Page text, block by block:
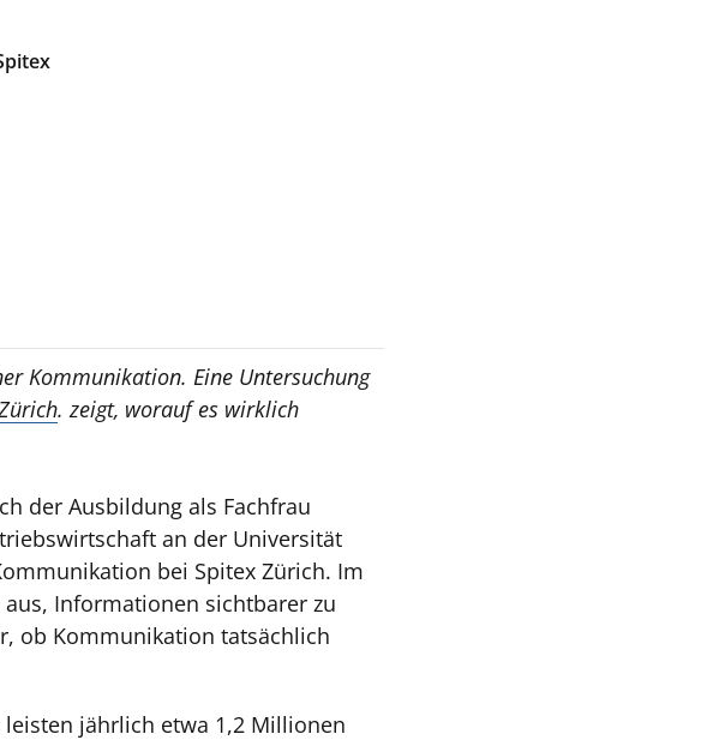
Kommunikation. Eine Untersuchung
. zeigt, worauf es wirklich
der Ausbildung als Fachfrau
an der Universität
bei Spitex Zürich. Im
Informationen sichtbarer zu
ob Kommunikation tatsächlich
leisten jährlich etwa 1,2 Millionen